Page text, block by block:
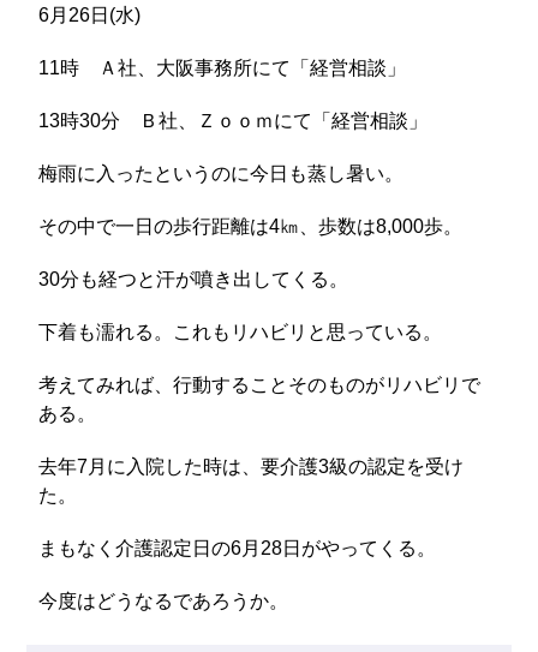
6月26日(水)
11時 Ａ社、大阪事務所にて「経営相談」
13時30分 Ｂ社、Ｚｏｏｍにて「経営相談」
梅雨に入ったというのに今日も蒸し暑い。
その中で一日の歩行距離は4㎞、歩数は8,000歩。
30分も経つと汗が噴き出してくる。
下着も濡れる。これもリハビリと思っている。
考えてみれば、行動することそのものがリハビリで
ある。
去年7月に入院した時は、要介護3級の認定を受け
た。
まもなく介護認定日の6月28日がやってくる。
今度はどうなるであろうか。